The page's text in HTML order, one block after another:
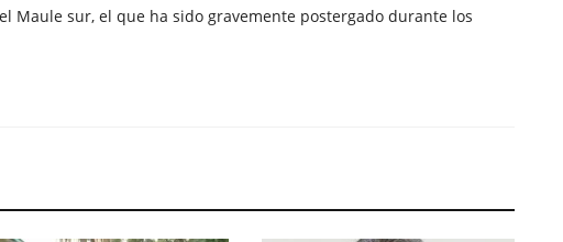
Maule sur, el que ha sido gravemente postergado durante los